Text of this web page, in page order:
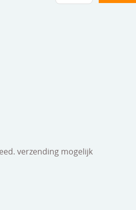
verzending mogelijk